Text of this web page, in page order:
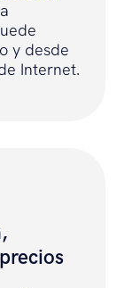
y desde
Internet.